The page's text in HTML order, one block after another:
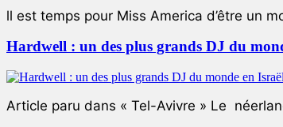
ll est temps pour Miss America d’être un
Hardwell : un des plus grands DJ du
Article paru dans « Tel-Avivre » Le